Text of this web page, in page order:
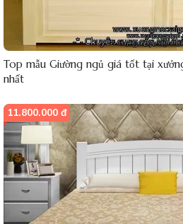
Top mẫu Giường ngủ giá tốt tại
nhất
11.800.000 đ